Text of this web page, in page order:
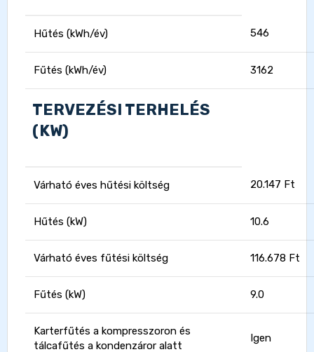
Hűtés (kWh/év) 546
Fűtés (kWh/év) 3162
TERVEZÉSI TERHELÉS
(KW)
Várható éves hűtési költség 20.147 Ft
Hűtés (kW) 10.6
Várható éves fűtési költség 116.678 Ft
Fűtés (kW) 9.0
Karterfűtés a kompresszoron és
tálcafűtés a kondenzáror alatt
Igen